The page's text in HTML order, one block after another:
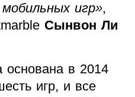
игр»,
Сынвон Ли
в 2014
игр, и все